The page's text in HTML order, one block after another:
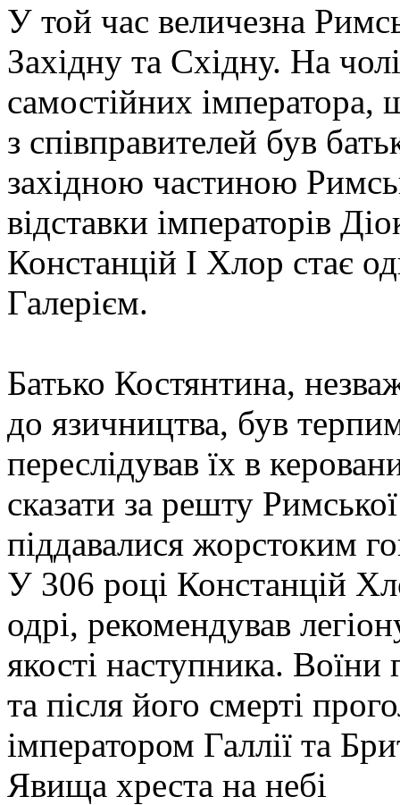
У той час величезна
Західну та Східну. На
самостійних
з співправителей був
західною частиною
відставки імператорів
Констанцій I Хлор стає
Галерієм.
Батько Костянтина,
до язичництва, був
переслідував їх в
сказати за решту
піддавалися жорстоким
У 306 році Констанцій
одрі, рекомендував
якості наступника.
та після його смерті
імператором Галлії та
Явища хреста на небі